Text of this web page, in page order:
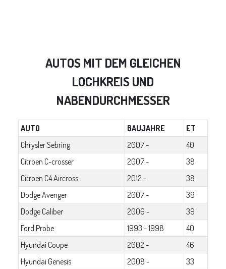
AUTOS MIT DEM GLEICHEN
LOCHKREIS UND
NABENDURCHMESSER
AUTO BAUJAHRE
ET
Chrysler Sebring
2007 -
40
Citroen C-crosser
2007 -
38
Citroen C4 Aircross
2012 -
38
Dodge Avenger
2007 -
39
Dodge Caliber
2006 -
39
Ford Probe
1993 - 1998
40
Hyundai Coupe
2002 -
46
Hyundai Genesis
2008 -
33